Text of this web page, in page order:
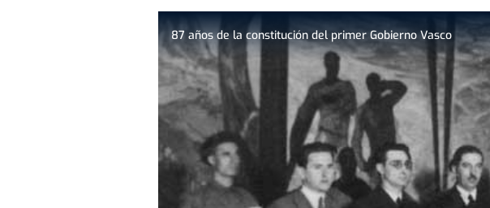
87 años de la constitución del primer Gobierno Vasco